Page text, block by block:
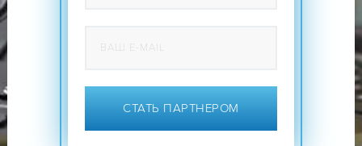
СТАТЬ ПАРТНЕРОМ